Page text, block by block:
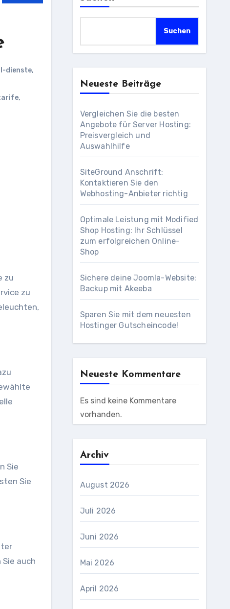
dienste,
,
zu
zu
Sie
Sie
auch
Suchen
Neueste Beiträge
Vergleichen Sie die besten
Angebote für Server Hosting:
Preisvergleich und
Auswahlhilfe
SiteGround Anschrift:
Kontaktieren Sie den
Webhosting-Anbieter richtig
Optimale Leistung mit Modified
Shop Hosting: Ihr Schlüssel
zum erfolgreichen Online-
Shop
Sichere deine Joomla-Website:
Backup mit Akeeba
Sparen Sie mit dem neuesten
Hostinger Gutscheincode!
Neueste Kommentare
Es sind keine Kommentare
vorhanden.
Archiv
August 2026
Juli 2026
Juni 2026
Mai 2026
April 2026